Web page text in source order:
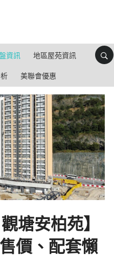
資訊 地區屋苑資訊
美聯會優惠
塘安柏苑】
價、配套懶